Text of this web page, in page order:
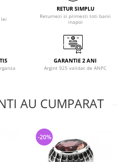
RETUR SIMPLU
Returnezi si primesti toti banii
inapoi
GARANTIE 2 ANI
Argint 925 validat de ANPC
AU CUMPARAT
-20%